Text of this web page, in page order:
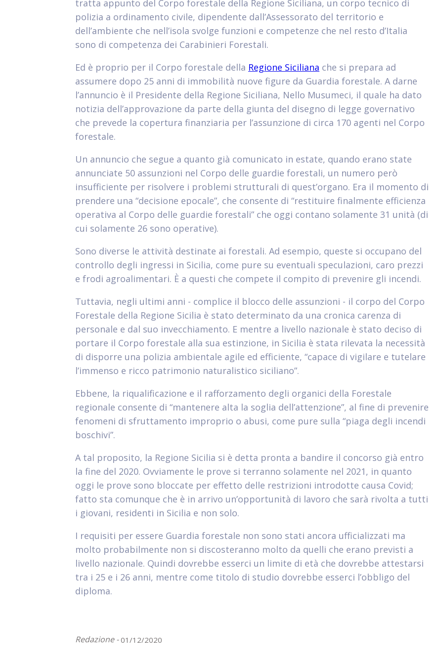
tratta appunto del Corpo forestale della Regione Siciliana, un corpo tecnico di
polizia a ordinamento civile, dipendente dall’Assessorato del territorio e
dell’ambiente che nell’isola svolge funzioni e competenze che nel resto d’Italia
sono di competenza dei Carabinieri Forestali.
Ed è proprio per il Corpo forestale della Regione Siciliana che si prepara ad
assumere dopo 25 anni di immobilità nuove figure da Guardia forestale. A darne
l’annuncio è il Presidente della Regione Siciliana, Nello Musumeci, il quale ha dato
notizia dell’approvazione da parte della giunta del disegno di legge governativo
che prevede la copertura finanziaria per l’assunzione di circa 170 agenti nel Corpo
forestale.
Un annuncio che segue a quanto già comunicato in estate, quando erano state
annunciate 50 assunzioni nel Corpo delle guardie forestali, un numero però
insufficiente per risolvere i problemi strutturali di quest’organo. Era il momento di
prendere una “decisione epocale”, che consente di “restituire finalmente efficienza
operativa al Corpo delle guardie forestali” che oggi contano solamente 31 unità (di
cui solamente 26 sono operative).
Sono diverse le attività destinate ai forestali. Ad esempio, queste si occupano del
controllo degli ingressi in Sicilia, come pure su eventuali speculazioni, caro prezzi
e frodi agroalimentari. È a questi che compete il compito di prevenire gli incendi.
Tuttavia, negli ultimi anni - complice il blocco delle assunzioni - il corpo del Corpo
Forestale della Regione Sicilia è stato determinato da una cronica carenza di
personale e dal suo invecchiamento. E mentre a livello nazionale è stato deciso di
portare il Corpo forestale alla sua estinzione, in Sicilia è stata rilevata la necessità
di disporre una polizia ambientale agile ed efficiente, “capace di vigilare e tutelare
l’immenso e ricco patrimonio naturalistico siciliano”.
Ebbene, la riqualificazione e il rafforzamento degli organici della Forestale
regionale consente di “mantenere alta la soglia dell’attenzione”, al fine di prevenire
fenomeni di sfruttamento improprio o abusi, come pure sulla “piaga degli incendi
boschivi”.
A tal proposito, la Regione Sicilia si è detta pronta a bandire il concorso già entro
la fine del 2020. Ovviamente le prove si terranno solamente nel 2021, in quanto
oggi le prove sono bloccate per effetto delle restrizioni introdotte causa Covid;
fatto sta comunque che è in arrivo un’opportunità di lavoro che sarà rivolta a tutti
i giovani, residenti in Sicilia e non solo.
I requisiti per essere Guardia forestale non sono stati ancora ufficializzati ma
molto probabilmente non si discosteranno molto da quelli che erano previsti a
livello nazionale. Quindi dovrebbe esserci un limite di età che dovrebbe attestarsi
tra i 25 e i 26 anni, mentre come titolo di studio dovrebbe esserci l’obbligo del
diploma.
Redazione -01/12/2020